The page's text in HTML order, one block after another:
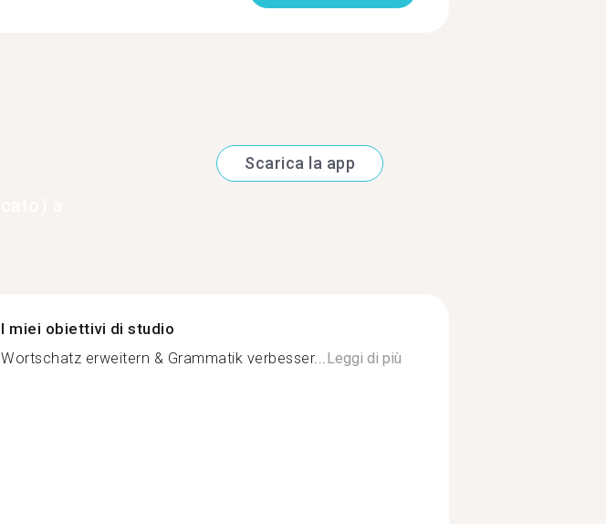
Scarica la app
I miei obiettivi di studio
Wortschatz erweitern & Grammatik verbesser... Leggi di più